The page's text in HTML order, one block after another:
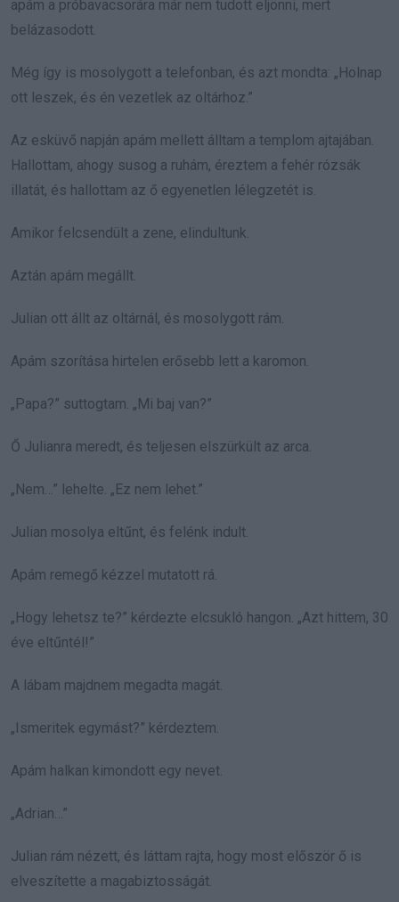
apám a próbavacsorára már nem tudott eljönni, mert
belázasodott.
Még így is mosolygott a telefonban, és azt mondta: „Holnap
ott leszek, és én vezetlek az oltárhoz.”
Az esküvő napján apám mellett álltam a templom ajtajában.
Hallottam, ahogy susog a ruhám, éreztem a fehér rózsák
illatát, és hallottam az ő egyenetlen lélegzetét is.
Amikor felcsendült a zene, elindultunk.
Aztán apám megállt.
Julian ott állt az oltárnál, és mosolygott rám.
Apám szorítása hirtelen erősebb lett a karomon.
„Papa?” suttogtam. „Mi baj van?”
Ő Julianra meredt, és teljesen elszürkült az arca.
„Nem…” lehelte. „Ez nem lehet.”
Julian mosolya eltűnt, és felénk indult.
Apám remegő kézzel mutatott rá.
„Hogy lehetsz te?” kérdezte elcsukló hangon. „Azt hittem, 30
éve eltűntél!”
A lábam majdnem megadta magát.
„Ismeritek egymást?” kérdeztem.
Apám halkan kimondott egy nevet.
„Adrian…”
Julian rám nézett, és láttam rajta, hogy most először ő is
elveszítette a magabiztosságát.